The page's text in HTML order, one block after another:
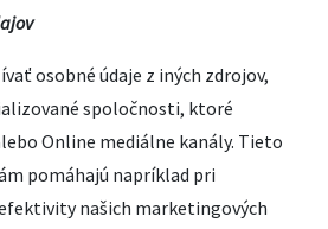
osobné údaje z iných zdrojov,
spoločnosti, ktoré
Online mediálne kanály. Tieto
pomáhajú napríklad pri
našich marketingových